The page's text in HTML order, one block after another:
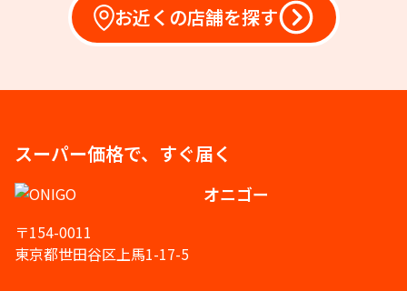
お近くの店舗を探す
スーパー価格で、すぐ届く
オニゴー
〒154-0011
東京都世田谷区上馬1-17-5